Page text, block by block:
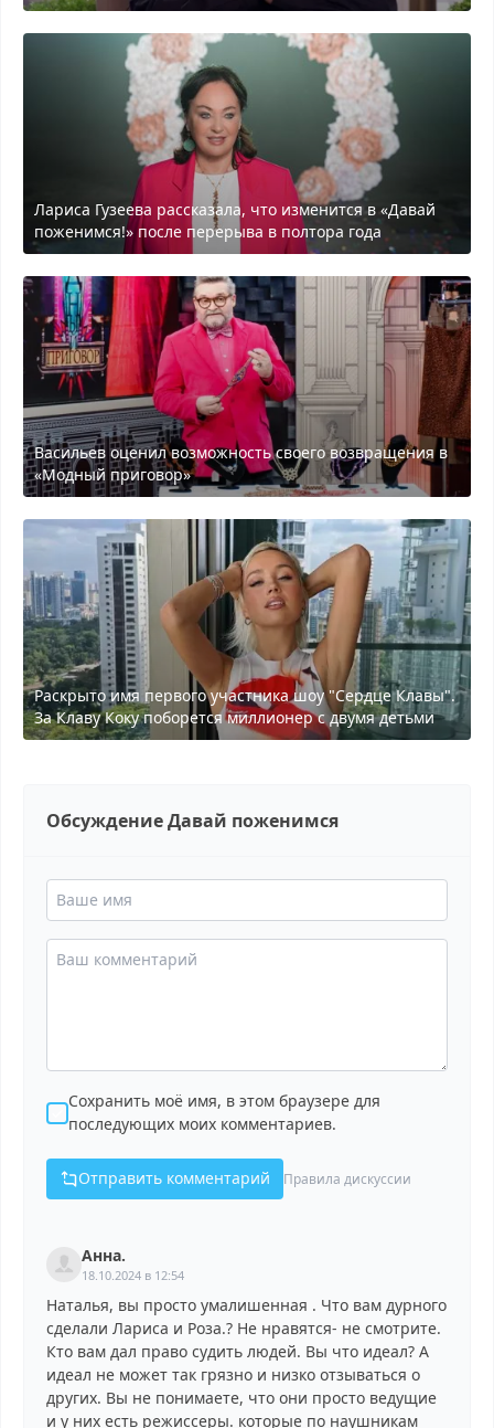
Лариса Гузеева рассказала, что изменится в «Давай
поженимся!» после перерыва в полтора года
Васильев оценил возможность своего возвращения в
«Модный приговор»
Раскрыто имя первого участника шоу "Сердце Клавы".
За Клаву Коку поборется миллионер с двумя детьми
Обсуждение Давай поженимся
Сохранить моё имя, в этом браузере для
последующих моих комментариев.
Отправить комментарий Правила дискуссии
Анна.
18.10.2024 в 12:54
Наталья, вы просто умалишенная . Что вам дурного
сделали Лариса и Роза.? Не нравятся- не смотрите.
Кто вам дал право судить людей. Вы что идеал? А
идеал не может так грязно и низко отзываться о
других. Вы не понимаете, что они просто ведущие
и у них есть режиссеры. которые по наушникам